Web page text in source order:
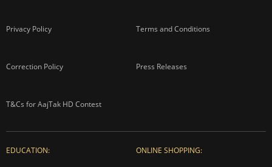
Privacy Policy Terms and Conditions
Correction Policy Press Releases
T&Cs for AajTak HD Contest
EDUCATION: ONLINE SHOPPING: